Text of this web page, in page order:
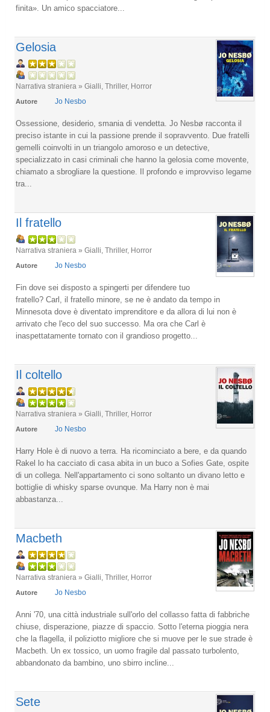
finita». Un amico spacciatore...
Gelosia
Narrativa straniera » Gialli, Thriller, Horror
Autore Jo Nesbo
Ossessione, desiderio, smania di vendetta. Jo Nesbø racconta il
preciso istante in cui la passione prende il sopravvento. Due fratelli
gemelli coinvolti in un triangolo amoroso e un detective,
specializzato in casi criminali che hanno la gelosia come movente,
chiamato a sbrogliare la questione. Il profondo e improvviso legame
tra...
Il fratello
Narrativa straniera » Gialli, Thriller, Horror
Autore Jo Nesbo
Fin dove sei disposto a spingerti per difendere tuo
fratello? Carl, il fratello minore, se ne è andato da tempo in
Minnesota dove è diventato imprenditore e da allora di lui non è
arrivato che l'eco del suo successo. Ma ora che Carl è
inaspettatamente tornato con il grandioso progetto...
Il coltello
Narrativa straniera » Gialli, Thriller, Horror
Autore Jo Nesbo
Harry Hole è di nuovo a terra. Ha ricominciato a bere, e da quando
Rakel lo ha cacciato di casa abita in un buco a Sofies Gate, ospite
di un collega. Nell'appartamento ci sono soltanto un divano letto e
bottiglie di whisky sparse ovunque. Ma Harry non è mai
abbastanza...
Macbeth
Narrativa straniera » Gialli, Thriller, Horror
Autore Jo Nesbo
Anni '70, una città industriale sull'orlo del collasso fatta di fabbriche
chiuse, disperazione, piazze di spaccio. Sotto l'eterna pioggia nera
che la flagella, il poliziotto migliore che si muove per le sue strade è
Macbeth. Un ex tossico, un uomo fragile dal passato turbolento,
abbandonato da bambino, uno sbirro incline...
Sete